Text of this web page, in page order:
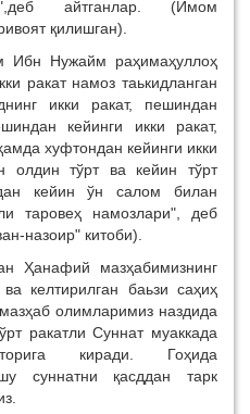
айтганлар. (Имом
қилишган).
Ибн Нужайм раҳимаҳуллоҳ
ракат намоз таькидланган
икки ракат, пешиндан
кейинги икки ракат,
хуфтондан кейинги икки
олдин тўрт ва кейин тўрт
кейин ўн салом билан
таровеҳ намозлари", деб
назоир" китоби).
Ҳанафий мазҳабимизнинг
келтирилган баьзи саҳиҳ
олимларимиз наздида
ракатли Суннат муаккада
киради. Гоҳида
суннатни қасддан тарк